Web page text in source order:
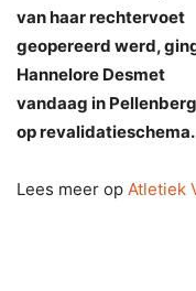
van haar rechtervoet
geopereerd werd,
Hannelore Desmet
vandaag in
op revalidatieschema.
Lees meer op Atletiek